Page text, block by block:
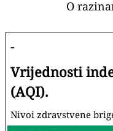
O
-
Vrijednosti
(AQI).
Nivoi zdravstvene